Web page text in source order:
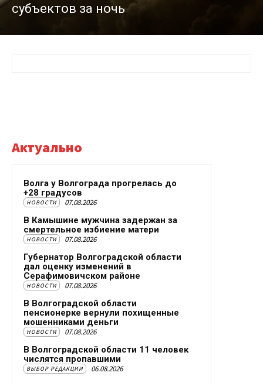
субъектов за ночь
Актуально
Волга у Волгограда прогрелась до
+28 градусов
НОВОСТИ 07.08.2026
В Камышине мужчина задержан за
смертельное избиение матери
НОВОСТИ 07.08.2026
Губернатор Волгоградской области
дал оценку изменений в
Серафимовичском районе
НОВОСТИ 07.08.2026
В Волгоградской области
пенсионерке вернули похищенные
мошенниками деньги
НОВОСТИ 07.08.2026
В Волгоградской области 11 человек
числятся пропавшими
ВЫБОР РЕДАКЦИИ 06.08.2026